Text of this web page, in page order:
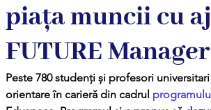
piața muncii cu
FUTURE Manager
Peste 780 studenți și profesori
orientare în carieră din cadrul